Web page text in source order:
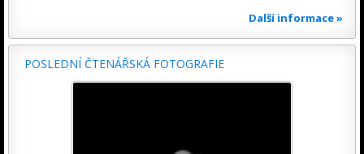
Další informace »
POSLEDNÍ ČTENÁŘSKÁ FOTOGRAFIE